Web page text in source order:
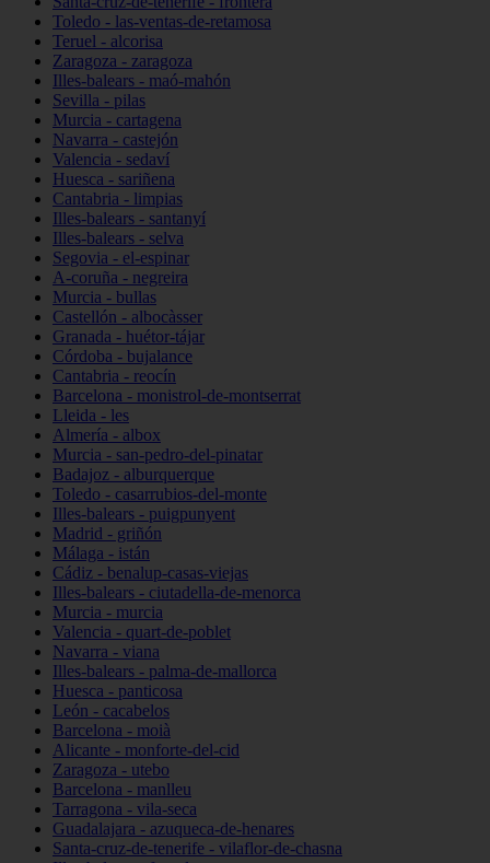
Toledo - las-ventas-de-retamosa
Teruel - alcorisa
Zaragoza - zaragoza
Illes-balears - maó-mahón
Sevilla - pilas
Murcia - cartagena
Navarra - castejón
Valencia - sedaví
Huesca - sariñena
Cantabria - limpias
Illes-balears - santanyí
Illes-balears - selva
Segovia - el-espinar
A-coruña - negreira
Murcia - bullas
Castellón - albocàsser
Granada - huétor-tájar
Córdoba - bujalance
Cantabria - reocín
Barcelona - monistrol-de-montserrat
Lleida - les
Almería - albox
Murcia - san-pedro-del-pinatar
Badajoz - alburquerque
Toledo - casarrubios-del-monte
Illes-balears - puigpunyent
Madrid - griñón
Málaga - istán
Cádiz - benalup-casas-viejas
Illes-balears - ciutadella-de-menorca
Murcia - murcia
Valencia - quart-de-poblet
Navarra - viana
Illes-balears - palma-de-mallorca
Huesca - panticosa
León - cacabelos
Barcelona - moià
Alicante - monforte-del-cid
Zaragoza - utebo
Barcelona - manlleu
Tarragona - vila-seca
Guadalajara - azuqueca-de-henares
Santa-cruz-de-tenerife - vilaflor-de-chasna